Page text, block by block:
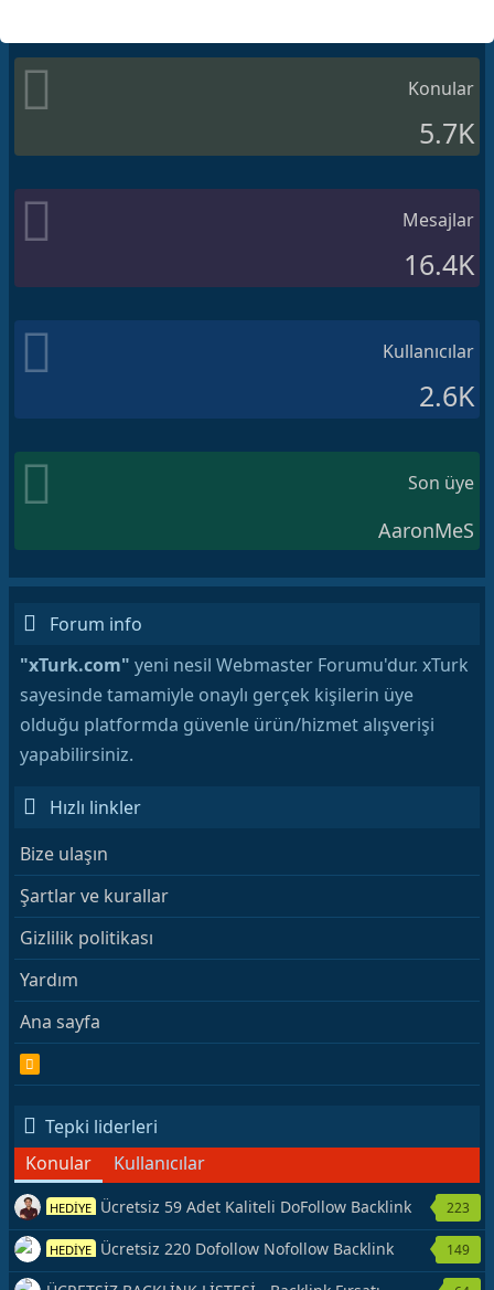
Konular
5.7K
Mesajlar
16.4K
Kullanıcılar
2.6K
Son üye
AaronMeS
Forum info
"xTurk.com" yeni nesil Webmaster Forumu'dur. xTurk
sayesinde tamamiyle onaylı gerçek kişilerin üye
olduğu platformda güvenle ürün/hizmet alışverişi
yapabilirsiniz.
Hızlı linkler
Bize ulaşın
Şartlar ve kurallar
Gizlilik politikası
Yardım
Ana sayfa
R
S
Tepki liderleri
Konular
Kullanıcılar
HEDİYE Ücretsiz 59 Adet Kaliteli DoFollow Backlink
Kaynağı Veriyorum.
223
HEDİYE Ücretsiz 220 Dofollow Nofollow Backlink
Veriyorum
149